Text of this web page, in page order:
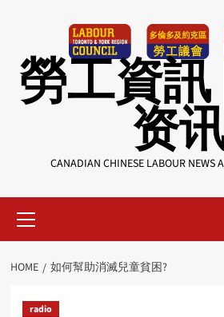
勞工資訊
资
CANADIAN CHINESE LABOUR NEWS
Menu
HOME 如何幫助消滅兒童貧困?
radio